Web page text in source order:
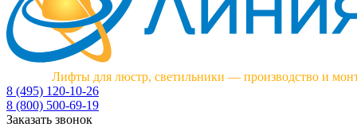
Лифты для люстр, светильники — производство и
8 (495) 120-10-26
8 (800) 500-69-19
Заказать звонок